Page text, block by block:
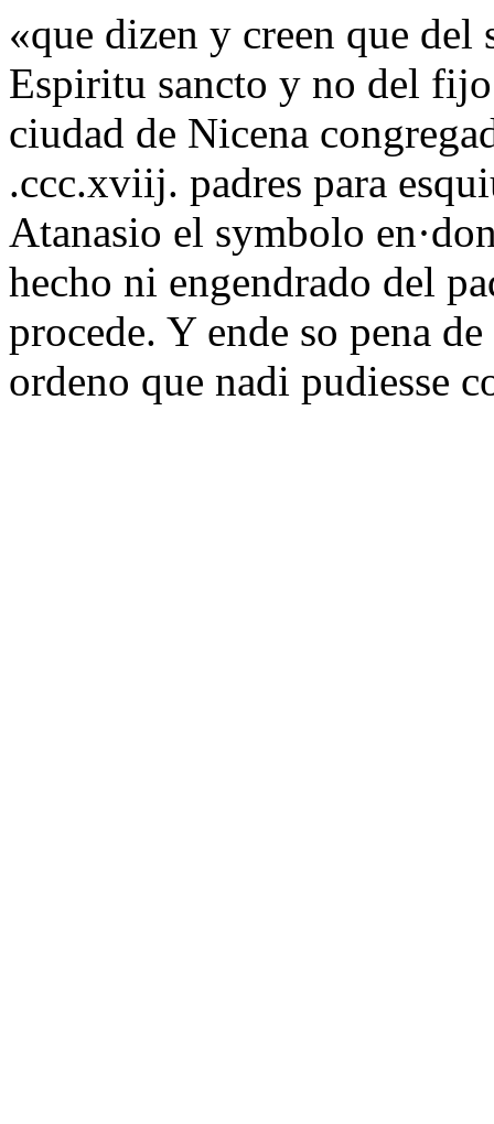
«que dizen y creen que del
Espiritu sancto y no del
ciudad de Nicena
.ccc.xviij. padres para
Atanasio el symbolo
hecho ni engendrado del
procede. Y ende so pena
ordeno que nadi pudiesse